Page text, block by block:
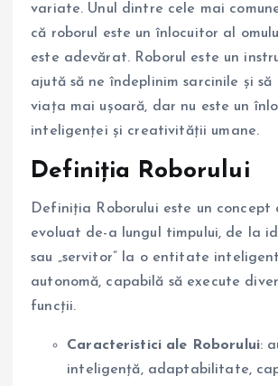
variate. Unul dintre cele mai
că roborul este un înlocuitor al
este adevărat. Roborul este un
ajută să ne îndeplinim sarcinile și să
viața mai ușoară, dar nu este un
inteligenței și creativității umane.
Definiția Roborului
Definiția Roborului este un concept
evoluat de-a lungul timpului, de la
sau „servitor” la o entitate
autonomă, capabilă să execute
funcții.
Caracteristici ale Roborului:
inteligență, adaptabilitate,